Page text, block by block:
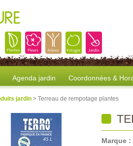
Agenda jardin Coordonnées &
jardin > Terreau de rempotage plantes
Marque :